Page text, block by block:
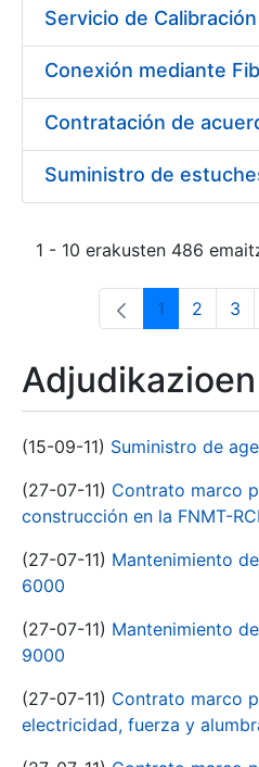
1 - 10 erakusten 486
Orrialdea
1 2 3
(15-09-11) Suministro de
(27-07-11) Contrato marco
construcción en la FNMT-
(27-07-11) Mantenimiento
6000
(27-07-11) Mantenimiento
9000
(27-07-11) Contrato marco
electricidad, fuerza y